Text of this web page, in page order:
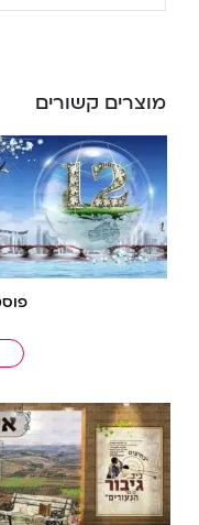
מוצרים קשורים